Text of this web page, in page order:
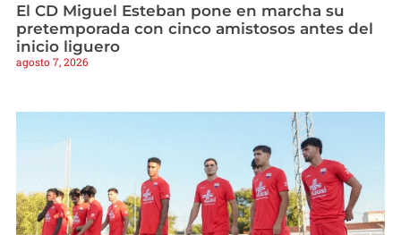
El CD Miguel Esteban pone en marcha su
pretemporada con cinco amistosos antes del
inicio liguero
agosto 7, 2026